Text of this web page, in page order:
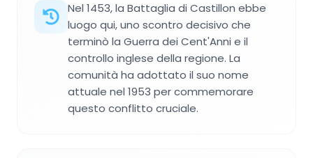
Nel 1453, la Battaglia di Castillon ebbe
luogo qui, uno scontro decisivo che
terminò la Guerra dei Cent'Anni e il
controllo inglese della regione. La
comunità ha adottato il suo nome
attuale nel 1953 per commemorare
questo conflitto cruciale.